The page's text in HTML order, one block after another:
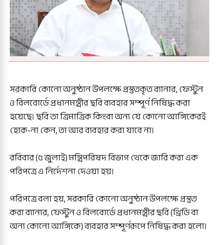
সরকারি কোনো অনুষ্ঠান উপলক্ষে প্রস্তুতকৃত ব্যানার, ফেস্টুন
ও বিলবোর্ডে প্রধানমন্ত্রীর ছবি ব্যবহার সম্পূর্ণ নিষিদ্ধ করা
হয়েছে। ছবি তা ত্রিমাত্রিক কিংবা অন্য যে কোনো আঙ্গিকেরই
হোক-না কেন, তা আর ব্যবহার করা যাবে না।
রবিবার (৫ জুলাই) মন্ত্রিপরিষদ বিভাগ থেকে জারি করা এক
পরিপত্রে এ নির্দেশনা দেওয়া হয়।
পরিপত্রে বলা হয়, সরকারি কোনো অনুষ্ঠান উপলক্ষে প্রস্তুত
করা ব্যানার, ফেস্টুন ও বিলবোর্ডে প্রধানমন্ত্রীর ছবি (থ্রিডি বা
অন্য কোনো আঙ্গিকে) ব্যবহার সম্পূর্ণরূপে নিষিদ্ধ করা হলো।